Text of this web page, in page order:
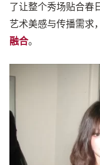
了让整个秀场贴合春
艺术美感与传播需求
融合。